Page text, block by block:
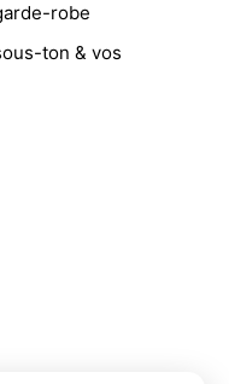
robe
ton & vos